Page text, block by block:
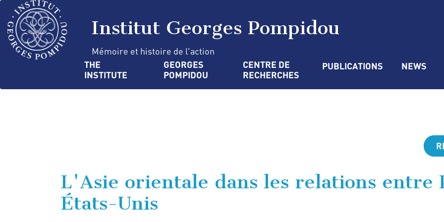
Skip
main
content
Institut Georges Pompidou
Mémoire et histoire de l'action
Navigation
principale
THE
INSTITUTE
GEORGES
POMPIDOU
CENTRE DE
RECHERCHES
PUBLICATIONS NEWS
L'Asie orientale dans les relations entre
États-Unis
Cookies management panel